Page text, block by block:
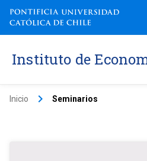
Instituto de
Inicio keyboard_arrow_right Seminarios